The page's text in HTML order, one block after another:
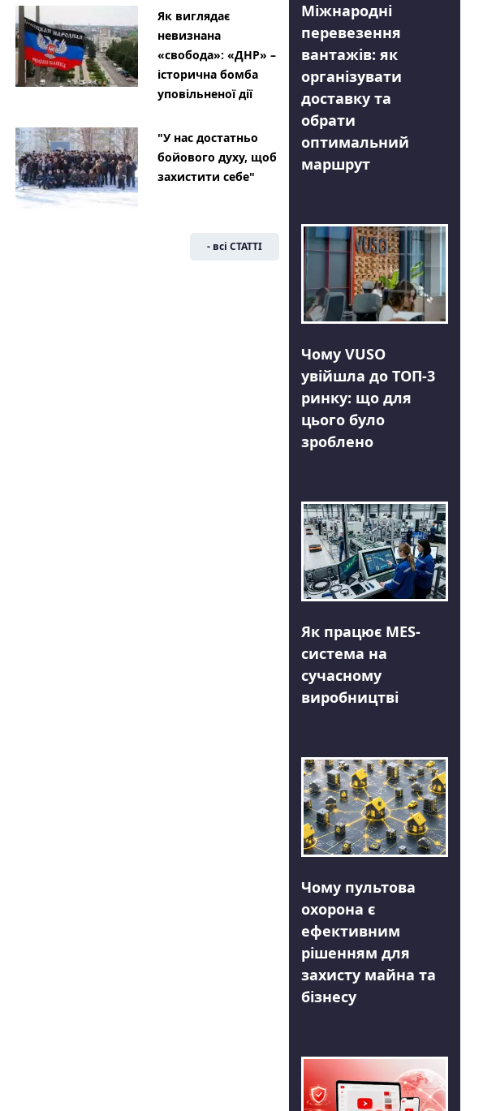
Як виглядає
невизнана
«свобода»: «ДНР» –
історична бомба
уповільненої дії
"У нас достатньо
бойового духу, щоб
захистити себе"
- всі СТАТТІ
Міжнародні
перевезення
вантажів: як
організувати
доставку та
обрати
оптимальний
маршрут
Чому VUSO
увійшла до ТОП-3
ринку: що для
цього було
зроблено
Як працює MES-
система на
сучасному
виробництві
Чому пультова
охорона є
ефективним
рішенням для
захисту майна та
бізнесу